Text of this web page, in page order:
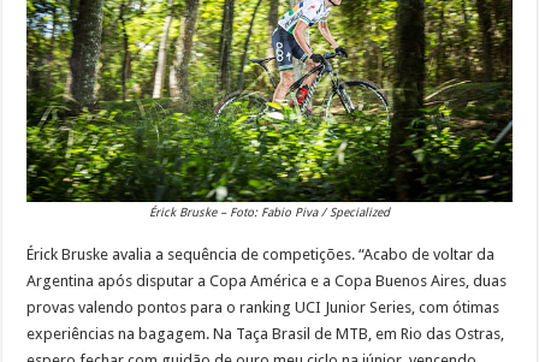
Érick Bruske – Foto: Fabio Piva / Specialized
Érick Bruske avalia a sequência de competições. “Acabo de voltar da
Argentina após disputar a Copa América e a Copa Buenos Aires, duas
provas valendo pontos para o ranking UCI Junior Series, com ótimas
experiências na bagagem. Na Taça Brasil de MTB, em Rio das Ostras,